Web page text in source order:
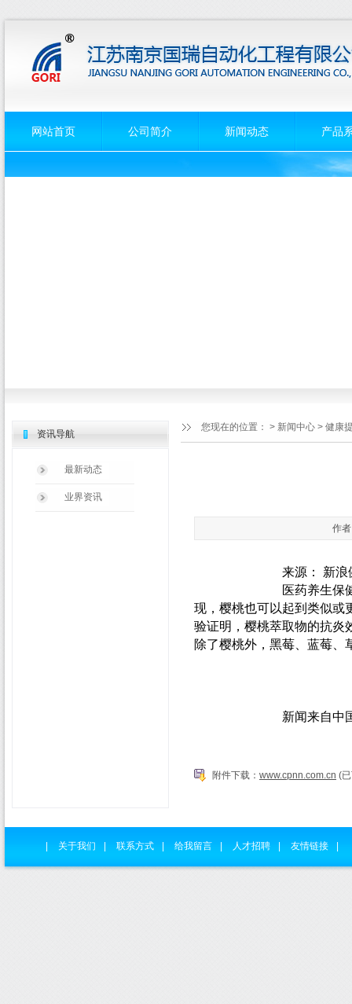
网站首页 公司简介 新闻动态 产品
您现在的位置： > 新闻中心 > 健康
资讯导航
最新动态
业界资讯
作
来源： 新浪
医药养生保
现，樱桃也可以起到类似或
验证明，樱桃萃取物的抗炎
除了樱桃外，黑莓、蓝莓、
新闻来自中
附件下载： www.cpnn.com.cn (
关于我们 联系方式 给我留言 人才招聘 友情链接